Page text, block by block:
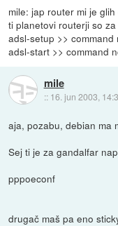
mile: jap router mi je
ti planetovi routerji so
adsl-setup >> command
adsl-start >> command
mile
:: 16. jun 2003,
aja, pozabu, debian ma
Sej ti je za gandalfar
pppoeconf
drugač maš pa eno